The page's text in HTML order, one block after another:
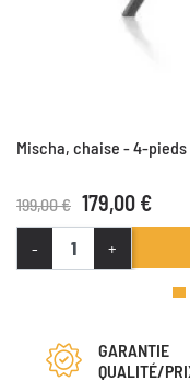
Mischa, chaise - 4-
199,00 € 179,00 €
- +
GARANTIE
QUALITÉ/